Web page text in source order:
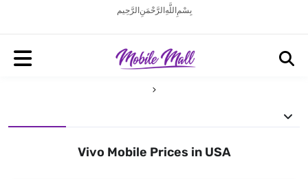
بِسْمِ اللَّهِ الرَّحْمَنِ الرَّحِيم
Vivo Mobile Prices in USA